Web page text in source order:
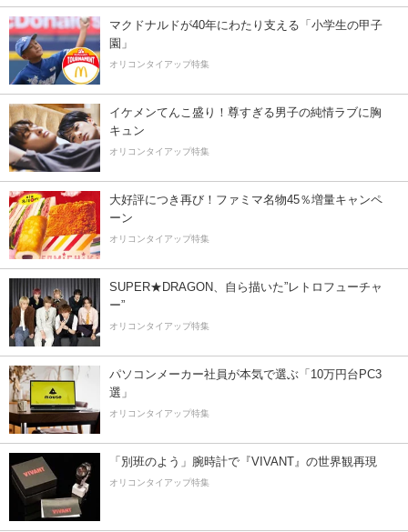
マクドナルドが40年にわたり支える「小学生の甲子
園」
オリコンタイアップ特集
イケメンてんこ盛り！尊すぎる男子の純情ラブに胸
キュン
オリコンタイアップ特集
大好評につき再び！ファミマ名物45％増量キャンペ
ーン
オリコンタイアップ特集
SUPER★DRAGON、自ら描いた”レトロフューチャ
ー”
オリコンタイアップ特集
パソコンメーカー社員が本気で選ぶ「10万円台PC3
選」
オリコンタイアップ特集
「別班のよう」腕時計で『VIVANT』の世界観再現
オリコンタイアップ特集